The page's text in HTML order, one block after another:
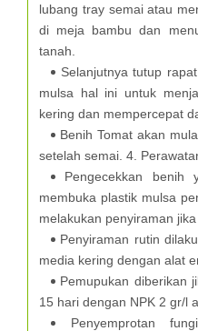
lubang tray semai atau
di meja bambu dan
tanah.
Selanjutnya tutup
mulsa hal ini untuk
kering dan mempercepat
Benih Tomat akan
setelah semai. 4.
Pengecekkan benih
membuka plastik mulsa
melakukan penyiraman
Penyiraman rutin
media kering dengan alat
Pemupukan diberikan
15 hari dengan NPK 2 gr/l
Penyemprotan